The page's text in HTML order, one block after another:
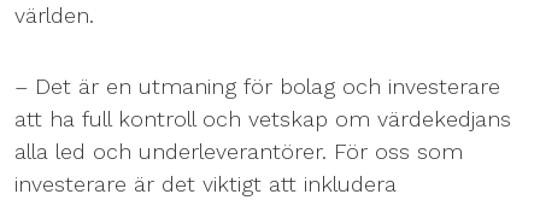
världen.
– Det är en utmaning för bolag och investerare
att ha full kontroll och vetskap om värdekedjans
alla led och underleverantörer. För oss som
investerare är det viktigt att inkludera